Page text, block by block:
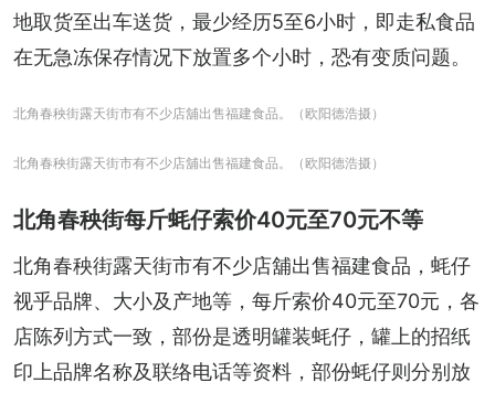
地取货至出车送货，最少经历5至6小时，即走私食品
在无急冻保存情况下放置多个小时，恐有变质问题。
北角春秧街露天街市有不少店舖出售福建食品。（欧阳德浩摄）
北角春秧街露天街市有不少店舖出售福建食品。（欧阳德浩摄）
北角春秧街每斤蚝仔索价40元至70元不等
北角春秧街露天街市有不少店舖出售福建食品，蚝仔
视乎品牌、大小及产地等，每斤索价40元至70元，各
店陈列方式一致，部份是透明罐装蚝仔，罐上的招纸
印上品牌名称及联络电话等资料，部份蚝仔则分别放